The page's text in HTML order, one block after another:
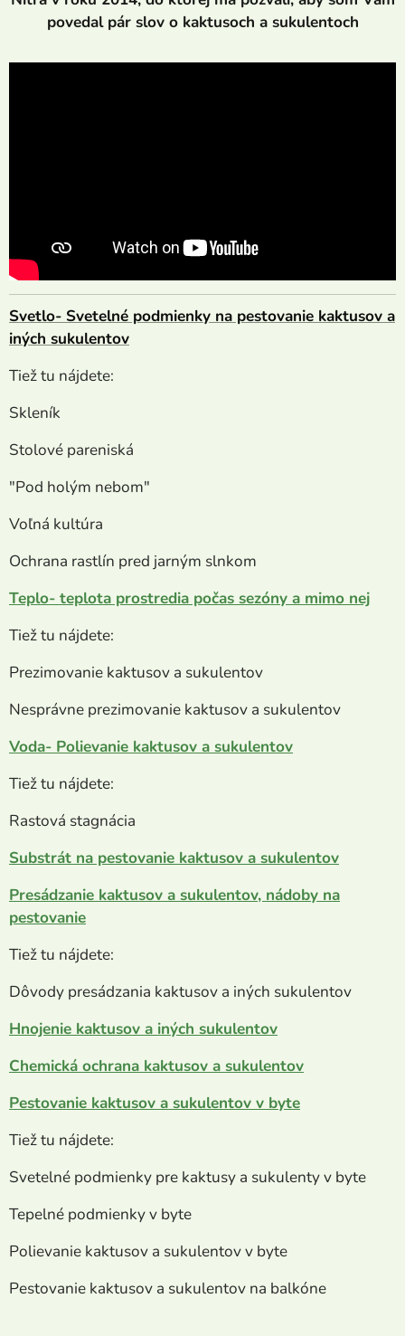
povedal pár slov o kaktusoch a sukulentoch
Svetlo- Svetelné podmienky na pestovanie kaktusov a
iných sukulentov
Tiež tu nájdete:
Skleník
Stolové pareniská
"Pod holým nebom"
Voľná kultúra
Ochrana rastlín pred jarným slnkom
Teplo- teplota prostredia počas sezóny a mimo nej
Tiež tu nájdete:
Prezimovanie kaktusov a sukulentov
Nesprávne prezimovanie kaktusov a sukulentov
Voda- Polievanie kaktusov a sukulentov
Tiež tu nájdete:
Rastová stagnácia
Substrát na pestovanie kaktusov a sukulentov
Presádzanie kaktusov a sukulentov, nádoby na
pestovanie
Tiež tu nájdete:
Dôvody presádzania kaktusov a iných sukulentov
Hnojenie kaktusov a iných sukulentov
Chemická ochrana kaktusov a sukulentov
Pestovanie kaktusov a sukulentov v byte
Tiež tu nájdete:
Svetelné podmienky pre kaktusy a sukulenty v byte
Tepelné podmienky v byte
Polievanie kaktusov a sukulentov v byte
Pestovanie kaktusov a sukulentov na balkóne